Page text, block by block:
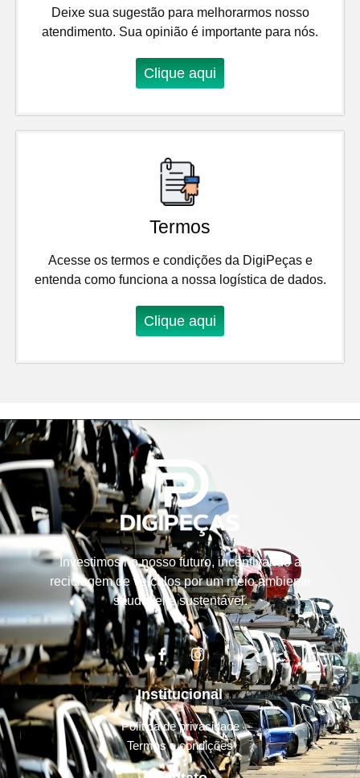
Deixe sua sugestão para melhorarmos nosso
atendimento. Sua opinião é importante para nós.
Clique aqui
Termos
Acesse os termos e condições da DigiPeças e
entenda como funciona a nossa logística de dados.
Clique aqui
Investimos no nosso futuro, incentivando a
reciclagem de veículos por um meio ambiente
saudável e sustentável.
Institucional
Política de privacidade
Termos e condições